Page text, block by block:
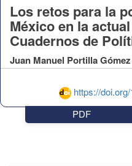
https://
Los retos para la
México en la
Cuadernos de
Juan Manuel Portilla Gómez
PDF